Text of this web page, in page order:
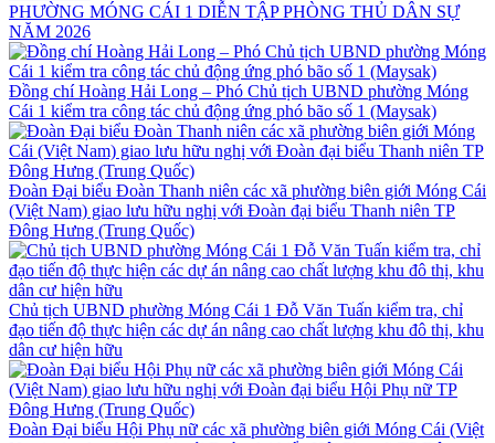
PHƯỜNG MÓNG CÁI 1 DIỄN TẬP PHÒNG THỦ DÂN SỰ
NĂM 2026
Đồng chí Hoàng Hải Long – Phó Chủ tịch UBND phường Móng
Cái 1 kiểm tra công tác chủ động ứng phó bão số 1 (Maysak)
Đoàn Đại biểu Đoàn Thanh niên các xã phường biên giới Móng Cái
(Việt Nam) giao lưu hữu nghị với Đoàn đại biểu Thanh niên TP
Đông Hưng (Trung Quốc)
Chủ tịch UBND phường Móng Cái 1 Đỗ Văn Tuấn kiểm tra, chỉ
đạo tiến độ thực hiện các dự án nâng cao chất lượng khu đô thị, khu
dân cư hiện hữu
Đoàn Đại biểu Hội Phụ nữ các xã phường biên giới Móng Cái (Việt